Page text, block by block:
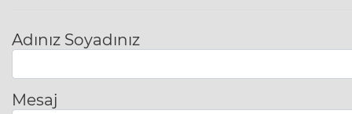
Adınız Soyadınız
Mesaj